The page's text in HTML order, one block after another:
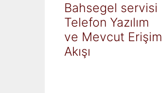
Bahsegel servisi
Telefon Yazılım
ve Mevcut Erişim
Akışı